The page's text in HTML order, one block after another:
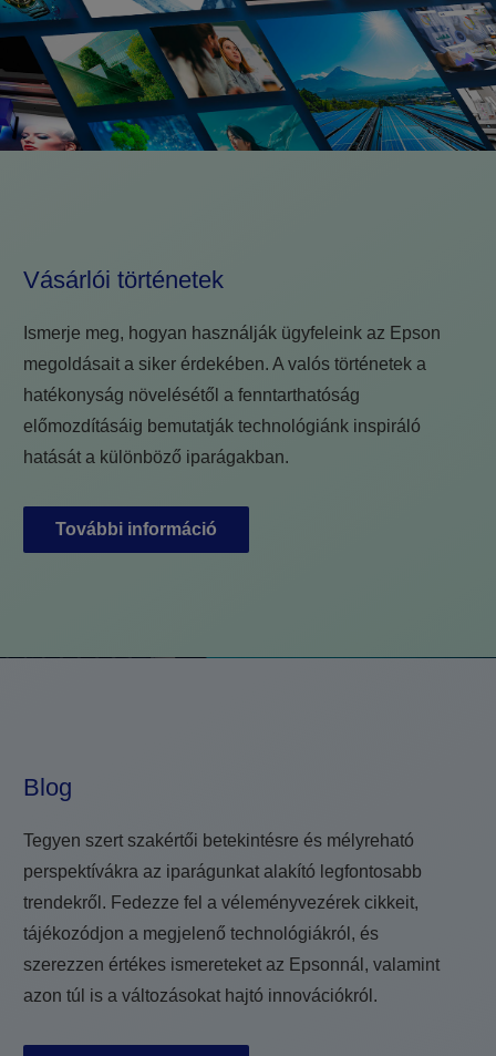
Vásárlói történetek
Ismerje meg, hogyan használják ügyfeleink az Epson
megoldásait a siker érdekében. A valós történetek a
hatékonyság növelésétől a fenntarthatóság
előmozdításáig bemutatják technológiánk inspiráló
hatását a különböző iparágakban.
További információ
Blog
Tegyen szert szakértői betekintésre és mélyreható
perspektívákra az iparágunkat alakító legfontosabb
trendekről. Fedezze fel a véleményvezérek cikkeit,
tájékozódjon a megjelenő technológiákról, és
szerezzen értékes ismereteket az Epsonnál, valamint
azon túl is a változásokat hajtó innovációkról.